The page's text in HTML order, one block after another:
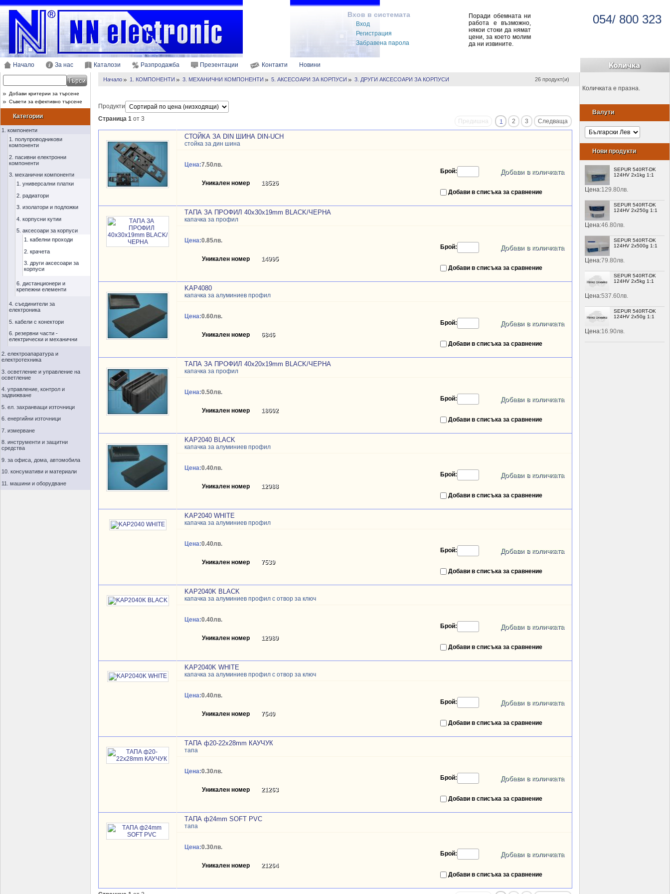
Начало За нас Каталози Разпродажба Презентации Контакти Новини
Вхов в системата
Вход
Регистрация
Забравена парола
Поради обемната ни
работа е възможно,
някои стоки да нямат
цени, за което молим
да ни извините.
054/ 800 323
Добави критерии за търсене
Съвети за ефективно търсене
Категории
1. компоненти
1. полупроводникови
компоненти
2. пасивни електронни
компоненти
3. механични компоненти
1. универсални платки
2. радиатори
3. изолатори и подложки
4. корпусни кутии
5. аксесоари за корпуси
1. кабелни проходи
2. крачета
3. други аксесоари за
корпуси
6. дистанционери и
крепежни елементи
4. съединители за
електроника
5. кабели с конектори
6. резервни части -
електрически и механични
2. електроапаратура и
електротехника
3. осветление и управление на
осветление
4. управление, контрол и
задвижване
5. ел. захранващи източници
6. енергийни източници
7. измерване
8. инструменти и защитни
средства
9. за офиса, дома, автомобила
10. консумативи и материали
11. машини и оборудване
26 продукт(и)
Начало 1. КОМПОНЕНТИ 3. МЕХАНИЧНИ КОМПОНЕНТИ 5. АКСЕСОАРИ ЗА КОРПУСИ 3. ДРУГИ АКСЕСОАРИ ЗА КОРПУСИ
Продукти
Предишна 1 2 3 Следваща
Страница 1 от 3
СТОЙКА ЗА DIN ШИНА DIN-UCH
стойка за дин шина
Брой:
Добави в списъка за сравнение
Цена:7.50лв.
Уникален номер 18526
ТАПА ЗА ПРОФИЛ 40x30x19mm BLACK/ЧЕРНА
капачка за профил
Брой:
Добави в списъка за сравнение
Цена:0.85лв.
Уникален номер 14995
KAP4080
капачка за алуминиев профил
Брой:
Добави в списъка за сравнение
Цена:0.60лв.
Уникален номер 6846
ТАПА ЗА ПРОФИЛ 40x20x19mm BLACK/ЧЕРНА
капачка за профил
Брой:
Добави в списъка за сравнение
Цена:0.50лв.
Уникален номер 18602
KAP2040 BLACK
капачка за алуминиев профил
Брой:
Добави в списъка за сравнение
Цена:0.40лв.
Уникален номер 12988
KAP2040 WHITE
капачка за алуминиев профил
Брой:
Добави в списъка за сравнение
Цена:0.40лв.
Уникален номер 7539
KAP2040K BLACK
капачка за алуминиев профил с отвор за ключ
Брой:
Добави в списъка за сравнение
Цена:0.40лв.
Уникален номер 12989
KAP2040K WHITE
капачка за алуминиев профил с отвор за ключ
Брой:
Добави в списъка за сравнение
Цена:0.40лв.
Уникален номер 7540
ТАПА ф20-22x28mm КАУЧУК
тапа
Брой:
Добави в списъка за сравнение
Цена:0.30лв.
Уникален номер 21263
ТАПА ф24mm SOFT PVC
тапа
Брой:
Добави в списъка за сравнение
Цена:0.30лв.
Уникален номер 21264
Количката е празна.
Валути
Нови продукти
SEPUR 540RT-DK
124HV 2x1kg 1:1
Цена:129.80лв.
SEPUR 540RT-DK
124HV 2x250g 1:1
Цена:46.80лв.
SEPUR 540RT-DK
124HV 2x500g 1:1
Цена:79.80лв.
SEPUR 540RT-DK
124HV 2x5kg 1:1
Цена:537.60лв.
SEPUR 540RT-DK
124HV 2x50g 1:1
Цена:16.90лв.